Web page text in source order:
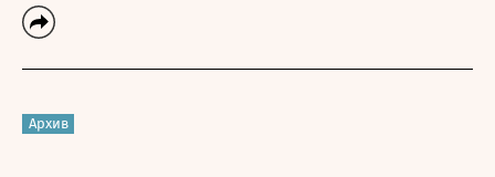
Архив